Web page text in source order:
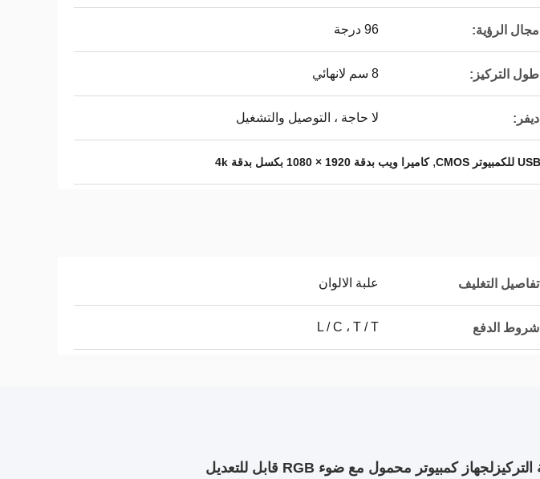
مجال الرؤية: 96 درجة
طول التركيز: 8 سم لانهائي
ديفر: لا حاجة ، التوصيل والتشغيل
,كاميرا ويب بدقة 1920 × 1080 بكسل بدقة 4k
تفاصيل التغليف علبة الالوان
شروط الدفع L / C ، T / T
لجهاز كمبيوتر محمول مع ضوء RGB قابل للتعديل